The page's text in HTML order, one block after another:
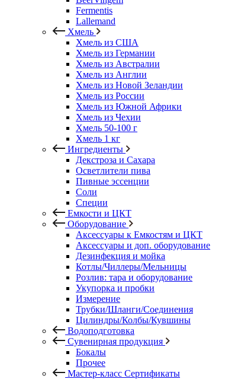
Fermentis
Lallemand
Хмель
Хмель из США
Хмель из Германии
Хмель из Австралии
Хмель из Англии
Хмель из Новой Зеландии
Хмель из России
Хмель из Южной Африки
Хмель из Чехии
Хмель 50-100 г
Хмель 1 кг
Ингредиенты
Декстроза и Сахара
Осветлители пива
Пивные эссенции
Соли
Специи
Емкости и ЦКТ
Оборудование
Аксессуары к Емкостям и ЦКТ
Аксессуары и доп. оборудование
Дезинфекция и мойка
Котлы/Чиллеры/Мельницы
Розлив: тара и оборудование
Укупорка и пробки
Измерение
Трубки/Шланги/Соединения
Цилиндры/Колбы/Кувшины
Водоподготовка
Сувенирная продукция
Бокалы
Прочее
Мастер-класс Сертификаты